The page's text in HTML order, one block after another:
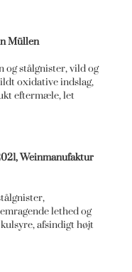
Müllen
og stålgnister, vild og
oxidative indslag,
eftermæle, let
Weinmanufaktur
lethed og
afsindigt højt